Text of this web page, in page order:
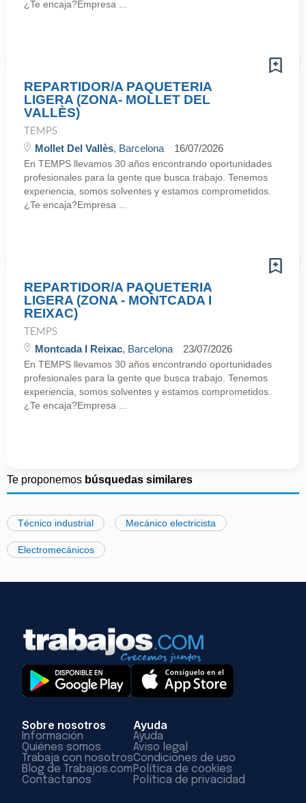
¿Te encaja?Empresa ...
REPARTIDOR/A PAQUETERIA
LIGERA (ZONA- MOLLET DEL
VALLÈS)
TEMPS
Mollet Del Vallès, Barcelona 16/07/2026
En TEMPS llevamos 30 años encontrando oportunidades
profesionales para la gente que busca trabajo. Tenemos
experiencia, somos solventes y estamos comprometidos.
¿Te encaja?Empresa ...
REPARTIDOR/A PAQUETERIA
LIGERA (ZONA - MONTCADA I
REIXAC)
TEMPS
Montcada I Reixac, Barcelona 23/07/2026
En TEMPS llevamos 30 años encontrando oportunidades
profesionales para la gente que busca trabajo. Tenemos
experiencia, somos solventes y estamos comprometidos.
¿Te encaja?Empresa ...
Te proponemos búsquedas similares
Técnico industrial Mecánico electricista
Electromecánicos
Sobre nosotros
Información
Quiénes somos
Trabaja con nosotros
Blog de Trabajos.com
Contáctanos
Ayuda
Ayuda
Aviso legal
Condiciones de uso
Política de cookies
Política de privacidad